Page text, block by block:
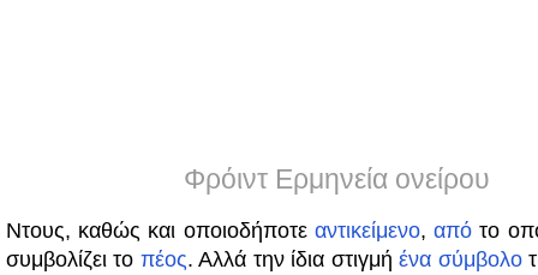
Φρόιντ Ερμηνεία ονείρου
Ντους, καθώς και οποιοδήποτε αντικείμενο,από το
συμβολίζει το πέος. Αλλά την ίδια στιγμήένα σύμβολο